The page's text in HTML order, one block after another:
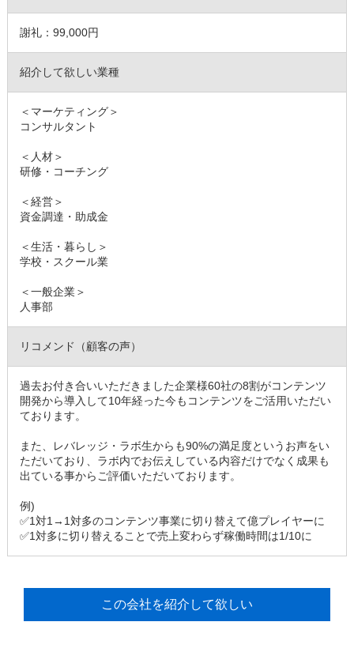
謝礼：99,000円
紹介して欲しい業種
＜マーケティング＞
コンサルタント
＜人材＞
研修・コーチング
＜経営＞
資金調達・助成金
＜生活・暮らし＞
学校・スクール業
＜一般企業＞
人事部
リコメンド（顧客の声）
過去お付き合いいただきました企業様60社の8割がコンテンツ
開発から導入して10年経った今もコンテンツをご活用いただい
ております。
また、レバレッジ・ラボ生からも90%の満足度というお声をい
ただいており、ラボ内でお伝えしている内容だけでなく成果も
出ている事からご評価いただいております。
例)
✅1対1→1対多のコンテンツ事業に切り替えて億プレイヤーに
✅1対多に切り替えることで売上変わらず稼働時間は1/10に
この会社を紹介して欲しい